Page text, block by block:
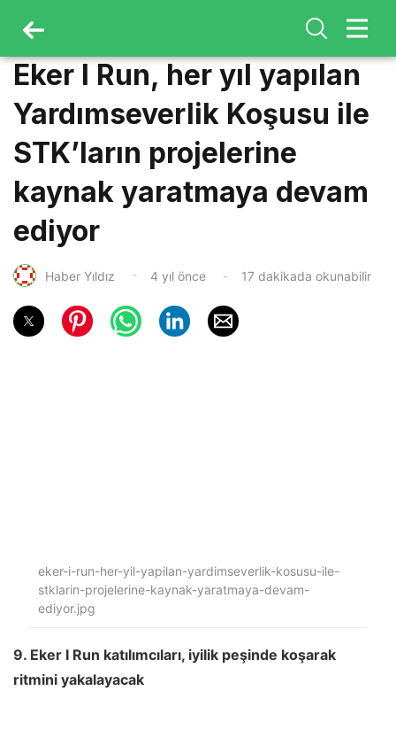
Eker I Run, her yıl yapılan
Yardımseverlik Koşusu ile
STK’ların projelerine
kaynak yaratmaya devam
ediyor
Haber Yıldız 4 yıl önce 17 dakikada okunabilir
eker-i-run-her-yil-yapilan-yardimseverlik-kosusu-ile-
stklarin-projelerine-kaynak-yaratmaya-devam-
ediyor.jpg
9. Eker I Run katılımcıları, iyilik peşinde koşarak
ritmini yakalayacak